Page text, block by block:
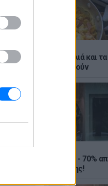
γιαούρτι: Μία κουταλιά και τα
eggs θα απογειωθούν
εκπτώσεις έως - 70%
eshops ένδυσης!